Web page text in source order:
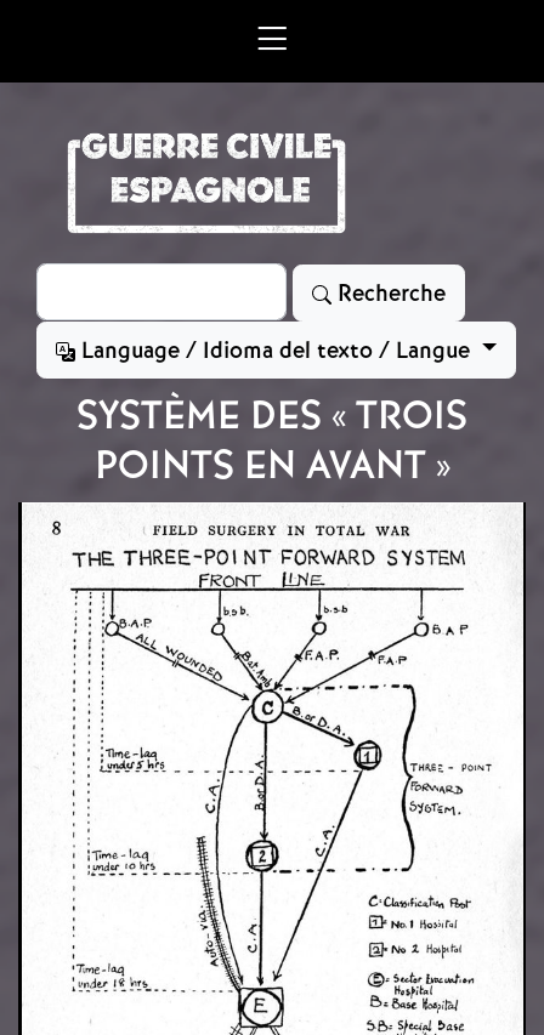
Rechercher
Recherche
Language / Idioma del texto / Langue
SYSTÈME DES « TROIS
POINTS EN AVANT »
Image